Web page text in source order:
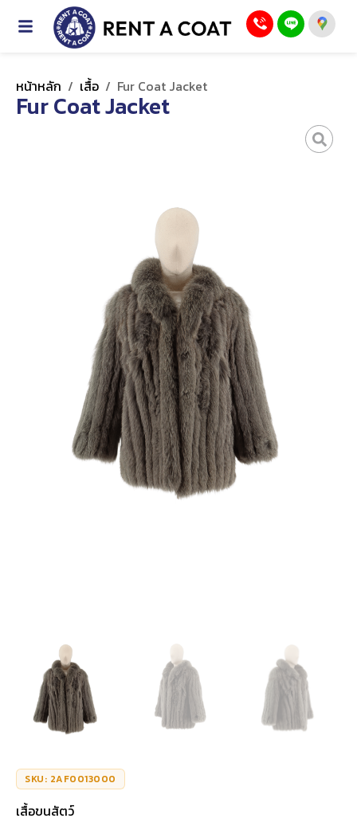
หน้าหลัก / เสื้อ / Fur Coat Jacket
Fur Coat Jacket
SKU: 2AF0013000
เสื้อขนสัตว์